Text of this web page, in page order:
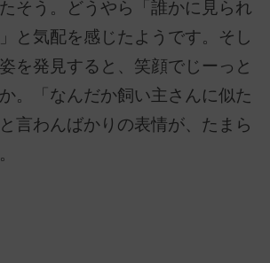
そう。どうやら「誰かに見られ
と気配を感じたようです。そし
を発見すると、笑顔でじーっと
。「なんだか飼い主さんに似た
言わんばかりの表情が、たまら